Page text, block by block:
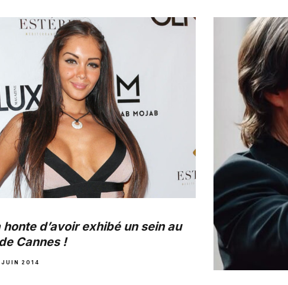
honte d’avoir exhibé un sein au
Cannes !
JUIN 2014